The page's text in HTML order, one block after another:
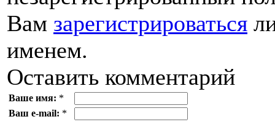
Вам зарегистрироваться
именем.
Оставить комментарий
Ваше имя: *
Ваш e-mail: *